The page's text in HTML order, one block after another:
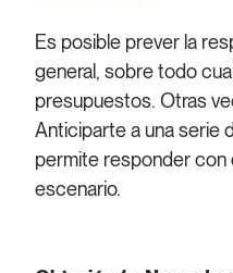
Es posible prever la
general, sobre todo
presupuestos. Otras
Anticiparte a una serie
permite responder con
escenario.